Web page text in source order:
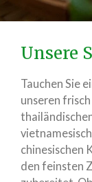
Unsere
Tauchen Sie
unseren
chinesischen
den feinsten